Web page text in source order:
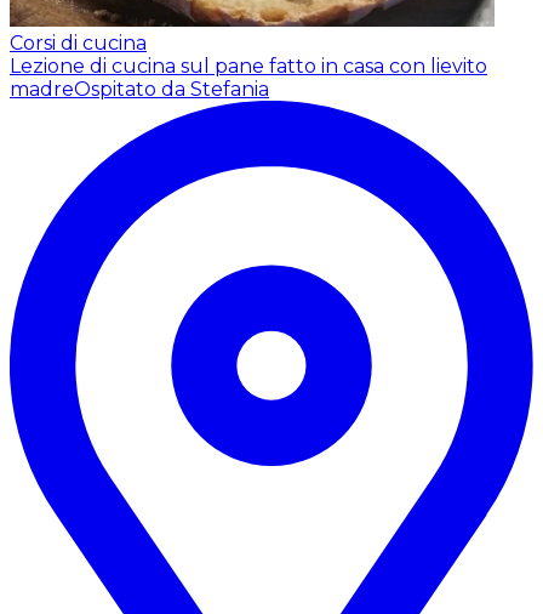
Corsi di cucina
Lezione di cucina sul pane fatto in casa con lievito
madreOspitato da Stefania